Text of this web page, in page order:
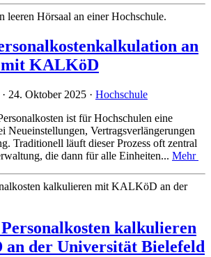
an
mit KALKöD
24. Oktober 2025 · Hochschule
ist für Hochschulen eine
Neueinstellungen, Vertragsverlängerungen
Traditionell läuft dieser Prozess oft zentral
die dann für alle Einheiten... Mehr
kalkulieren
der Universität Bielefeld